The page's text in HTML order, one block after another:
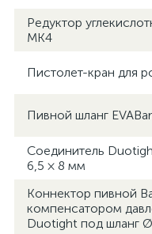
Редуктор
MK4
Пистолет-кран для
Пивной шланг
Соединитель
6,5 × 8 мм
Коннектор пивной
компенсатором
Duotight под шланг